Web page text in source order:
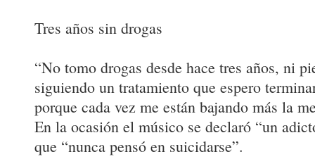
Tres años sin drogas
“No tomo drogas desde hace tres años, ni
siguiendo un tratamiento que espero
porque cada vez me están bajando más la
En la ocasión el músico se declaró “un
que “nunca pensó en suicidarse”.